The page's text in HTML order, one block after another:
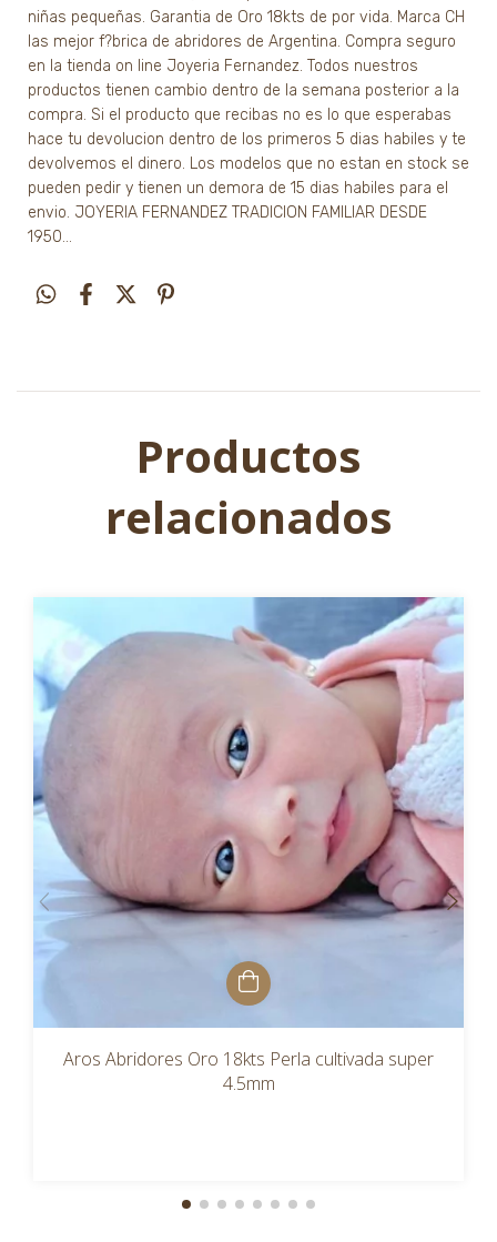
niñas pequeñas. Garantia de Oro 18kts de por vida. Marca CH
las mejor f?brica de abridores de Argentina. Compra seguro
en la tienda on line Joyeria Fernandez. Todos nuestros
productos tienen cambio dentro de la semana posterior a la
compra. Si el producto que recibas no es lo que esperabas
hace tu devolucion dentro de los primeros 5 dias habiles y te
devolvemos el dinero. Los modelos que no estan en stock se
pueden pedir y tienen un demora de 15 dias habiles para el
envio. JOYERIA FERNANDEZ TRADICION FAMILIAR DESDE
1950...
Productos
relacionados
Aros Abridores Oro 18kts Perla cultivada super
4.5mm